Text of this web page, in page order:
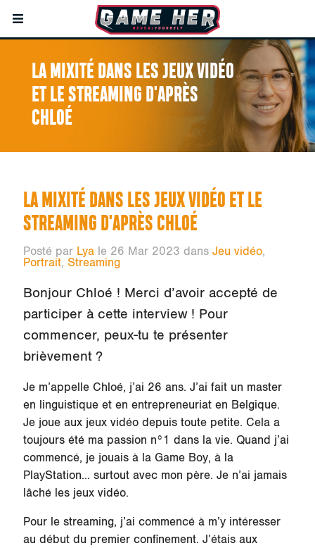
LA MIXITÉ DANS LES JEUX VIDÉO
ET LE STREAMING D'APRÈS
CHLOÉ
LA MIXITÉ DANS LES JEUX VIDÉO ET LE
STREAMING D'APRÈS CHLOÉ
Posté par Lyale 26 Mar 2023 dans Jeu vidéo,
Portrait, Streaming
Bonjour Chloé ! Merci d’avoir accepté de
participer à cette interview ! Pour
commencer, peux-tu te présenter
brièvement ?
Je m’appelle Chloé, j’ai 26 ans. J’ai fait un master
en linguistique et en entrepreneuriat en Belgique.
Je joue aux jeux vidéo depuis toute petite. Cela a
toujours été ma passion n°1 dans la vie. Quand j’ai
commencé, je jouais à la Game Boy, à la
PlayStation... surtout avec mon père. Je n’ai jamais
lâché les jeux vidéo.
Pour le streaming, j’ai commencé à m’y intéresser
au début du premier confinement. J’étais aux